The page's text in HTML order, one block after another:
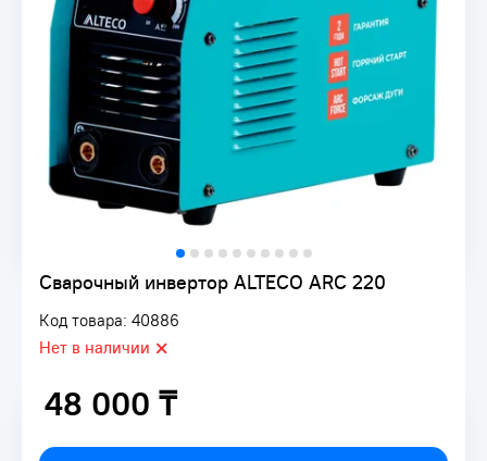
Сварочный инвертор ALTECO ARC 220
Код товара: 40886
Нет в наличии
48 000 ₸
48 000 ₸